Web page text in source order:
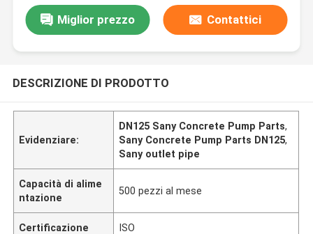
Miglior prezzo Contattici
DESCRIZIONE DI PRODOTTO
Evidenziare:
DN125 Sany Concrete Pump Parts,
Sany Concrete Pump Parts DN125,
Sany outlet pipe
Capacità di alime
ntazione
500 pezzi al mese
Certificazione ISO